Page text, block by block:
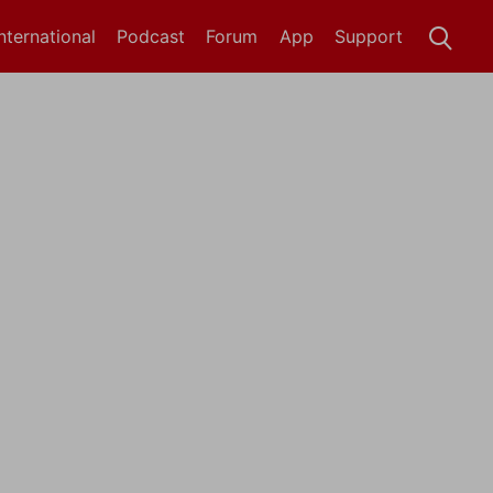
Support
App
Forum
Podcast